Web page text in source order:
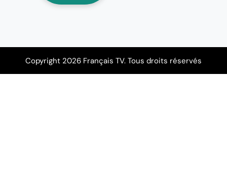
Copyright 2026 Français TV. Tous droits réservés